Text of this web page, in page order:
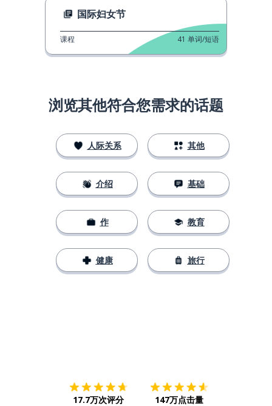
国际妇女节
课程 41 单词/短语
浏览其他符合您需求的话题
人际关系
介绍
作
健康
其他
基础
教育
旅行
17.7万次评分 147万点击量